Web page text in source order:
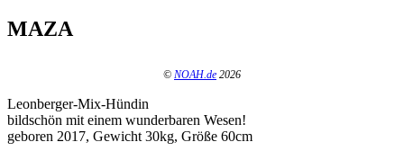
MAZA
© NOAH.de 2026
Leonberger-Mix-Hündin
bildschön mit einem wunderbaren Wesen!
geboren 2017, Gewicht 30kg, Größe 60cm